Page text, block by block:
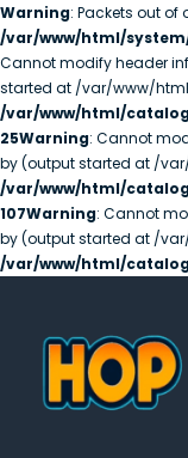
Warning: Packets out of
/var/www/html/
Cannot modify header
started at /var/www/
/var/www/html/
25Warning: Cannot
by (output started at /
/var/www/html/
107Warning: Cannot
by (output started at /
/var/www/html/